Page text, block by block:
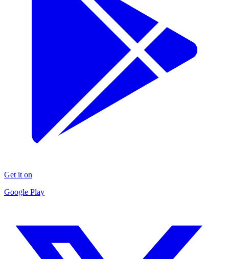
Get it on
Google Play